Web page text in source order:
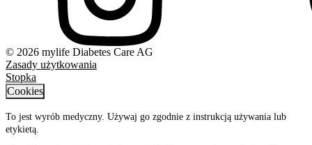
© 2026 mylife Diabetes Care AG
Zasady użytkowania
Stopka
Cookies
To jest wyrób medyczny. Używaj go zgodnie z instrukcją używania lub
etykietą.